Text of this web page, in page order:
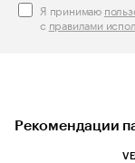
Я принимаю
с правилами
Рекомендации